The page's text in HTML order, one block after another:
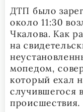
ДТП было
около 11:30
Чкалова. Как
на
мопедом,
который ехал
случившегося
происшествия.